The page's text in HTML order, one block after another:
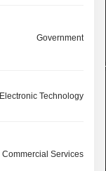
Government
Electronic Technology
Commercial Services